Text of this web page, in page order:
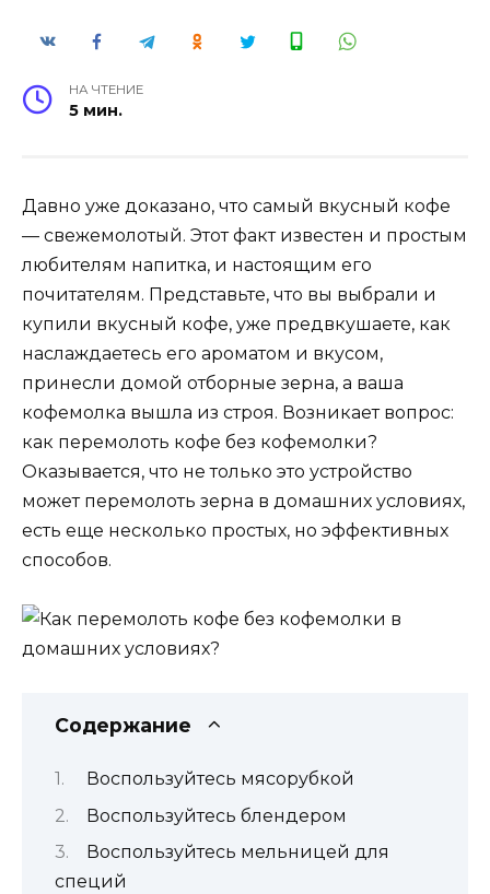
НА ЧТЕНИЕ
5 мин.
Давно уже доказано, что самый вкусный кофе
— свежемолотый. Этот факт известен и простым
любителям напитка, и настоящим его
почитателям. Представьте, что вы выбрали и
купили вкусный кофе, уже предвкушаете, как
наслаждаетесь его ароматом и вкусом,
принесли домой отборные зерна, а ваша
кофемолка вышла из строя. Возникает вопрос:
как перемолоть кофе без кофемолки?
Оказывается, что не только это устройство
может перемолоть зерна в домашних условиях,
есть еще несколько простых, но эффективных
способов.
Содержание
Воспользуйтесь мясорубкой
Воспользуйтесь блендером
Воспользуйтесь мельницей для
специй